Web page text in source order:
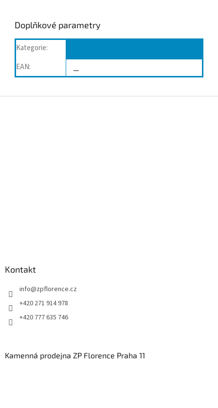
Doplňkové parametry
Kategorie:
EAN: —
Kontakt
info@zpflorence.cz
+420 271 914 978
+420 777 635 746
Kamenná prodejna ZP Florence Praha 11